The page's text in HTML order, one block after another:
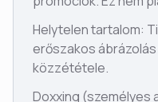
Helytelen tartalom:
erőszakos
közzététele.
Doxxing (személyes